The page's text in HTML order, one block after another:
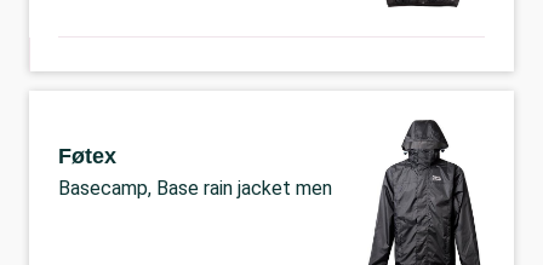
Føtex
Basecamp, Base rain jacket men